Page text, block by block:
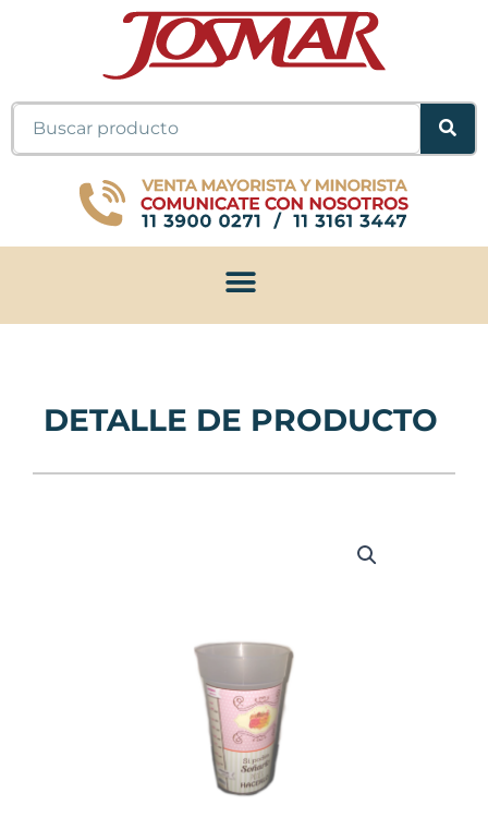
Buscar
DETALLE DE PRODUCTO